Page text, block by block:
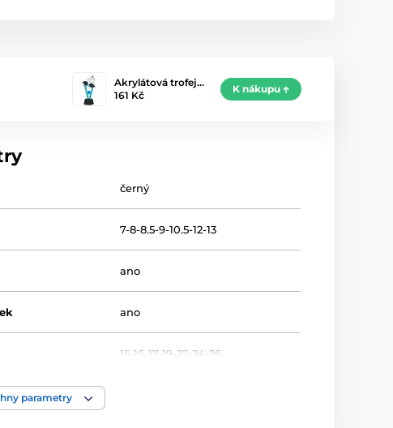
Akrylátová trofej…
161 Kč
K nákupu
černý
7-8-8.5-9-10.5-12-13
ano
ano
15-16-17-19-22-24-26
parametry